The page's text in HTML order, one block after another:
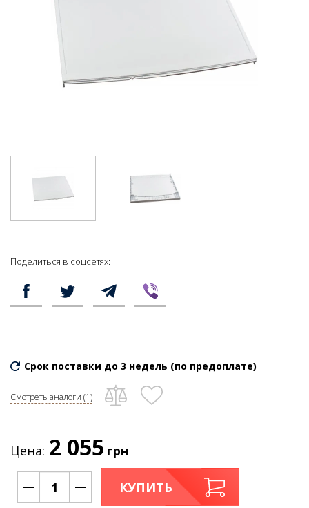
Поделиться в соцсетях:
Срок поставки до 3 недель (по предоплате)
Смотреть аналоги (1)
Цена: 2 055 грн
КУПИТЬ